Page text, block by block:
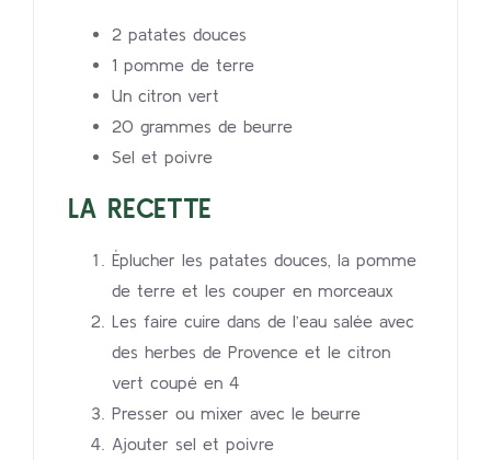
2 patates douces
1 pomme de terre
Un citron vert
20 grammes de beurre
Sel et poivre
LA RECETTE
Éplucher les patates douces, la pomme
de terre et les couper en morceaux
Les faire cuire dans de l’eau salée avec
des herbes de Provence et le citron
vert coupé en 4
Presser ou mixer avec le beurre
Ajouter sel et poivre